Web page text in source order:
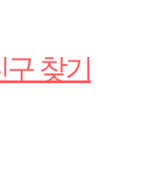
찾기